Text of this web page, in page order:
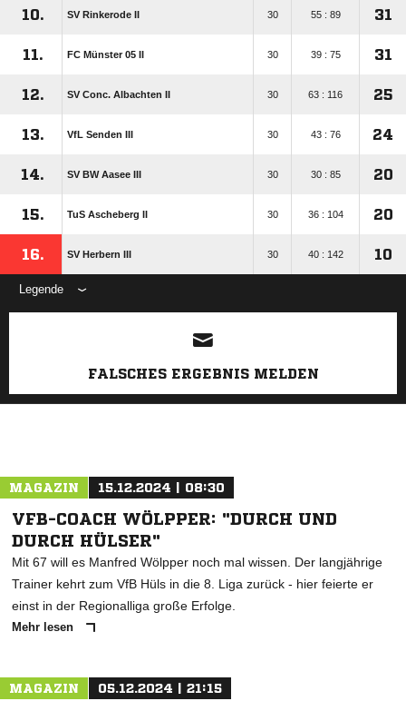
10. SV Rinkerode II 30 55 : 89 31
11. FC Münster 05 II 30 39 : 75 31
12. SV Conc. Albachten II 30 63 : 116 25
13. VfL Senden III 30 43 : 76 24
14. SV BW Aasee III 30 30 : 85 20
15. TuS Ascheberg II 30 36 : 104 20
16. SV Herbern III 30 40 : 142 10
Legende
ANZEIGE
FALSCHES ERGEBNIS MELDEN
MAGAZIN 15.12.2024 | 08:30
VFB-COACH WÖLPPER: "DURCH UND
DURCH HÜLSER"
Mit 67 will es Manfred Wölpper noch mal wissen. Der langjährige
Trainer kehrt zum VfB Hüls in die 8. Liga zurück - hier feierte er
einst in der Regionalliga große Erfolge.
Mehr lesen
MAGAZIN 05.12.2024 | 21:15